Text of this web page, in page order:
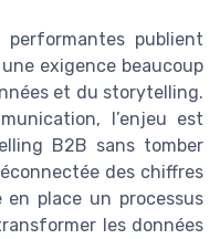
publient
exigence beaucoup
et du storytelling.
l’enjeu est
B2B sans tomber
des chiffres
place un processus
les données